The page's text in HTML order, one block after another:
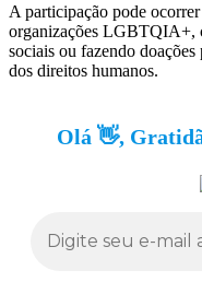
A participação pode
organizações LGBTQIA+,
sociais ou fazendo doações
dos direitos humanos.
Olá 👋,